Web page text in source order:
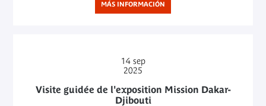
MÁS INFORMACIÓN
14sep
2025
Visite guidée de l'exposition Mission Dakar-
Djibouti